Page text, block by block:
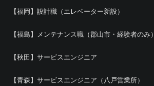
【福岡】設計職（エレベーター新設）
【福島】メンテナンス職（郡山市・経験者のみ）
【秋田】サービスエンジニア
【青森】サービスエンジニア（八戸営業所）